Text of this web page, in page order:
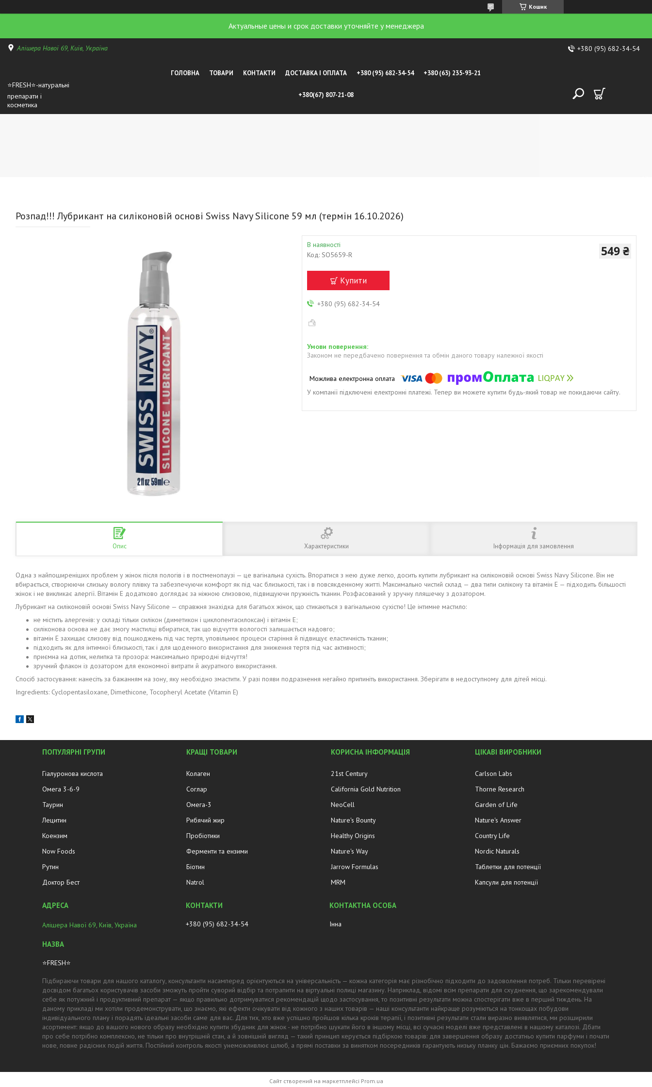
Кошик
Актуальные цены и срок доставки уточняйте у менеджера
Алішера Навої 69, Київ, Україна +380 (95) 682-34-54
⭐FRESH⭐-натуральні
препарати і
косметика
ГОЛОВНА ТОВАРИ КОНТАКТИ ДОСТАВКА І ОПЛАТА +380 (95) 682-34-54 +380 (63) 235-93-21
+380(67) 807-21-08
Розпад!!! Лубрикант на силіконовій основі Swiss Navy Silicone 59 мл (термін 16.10.2026)
В наявності
Код: SO5659-R 549 ₴
Купити
+380 (95) 682-34-54
Законом не передбачено повернення та обмін даного товару належної якості
У компанії підключені електронні платежі. Тепер ви можете купити будь-який товар не покидаючи сайту.
Опис Характеристики Інформація для замовлення
Одна з найпоширеніших проблем у жінок після пологів і в постменопаузі — це вагінальна сухість. Впоратися з нею дуже легко, досить купити лубрикант на силіконовій основі Swiss Navy Silicone. Він не
вбирається, створюючи слизьку вологу плівку та забезпечуючи комфорт як під час близькості, так і в повсякденному житті. Максимально чистий склад — два типи силікону та вітамін Е — підходить більшості
жінок і не викликає алергії. Вітамін Е додатково доглядає за ніжною слизовою, підвищуючи пружність тканин. Розфасований у зручну пляшечку з дозатором.
Лубрикант на силіконовій основі Swiss Navy Silicone — справжня знахідка для багатьох жінок, що стикаються з вагінальною сухістю! Це інтимне мастило:
не містить алергенів: у складі тільки силікон (диметикон і циклопентасилоксан) і вітамін Е;
силіконова основа не дає змогу мастилці вбиратися, так що відчуття вологості залишається надовго;
вітамін Е захищає слизову від пошкоджень під час тертя, уповільнює процеси старіння й підвищує еластичність тканин;
підходить як для інтимної близькості, так і для щоденного використання для зниження тертя під час активності;
приємна на дотик, нелипка та прозора: максимально природні відчуття!
зручний флакон із дозатором для економної витрати й акуратного використання.
Спосіб застосування: нанесіть за бажанням на зону, яку необхідно змастити. У разі появи подразнення негайно припиніть використання. Зберігати в недоступному для дітей місці.
Ingredients: Cyclopentasiloxane, Dimethicone, Tocopheryl Acetate (Vitamin E)
ПОПУЛЯРНІ ГРУПИ
Гіалуронова кислота
Омега 3-6-9
Таурин
Лецитин
Коензим
Now Foods
Рутин
Доктор Бест
КРАЩІ ТОВАРИ
Колаген
Соглар
Омега-3
Рибячий жир
Пробіотики
Ферменти та ензими
Біотин
Natrol
КОРИСНА ІНФОРМАЦІЯ
21st Century
California Gold Nutrition
NeoCell
Nature's Bounty
Healthy Origins
Nature's Way
Jarrow Formulas
MRM
ЦІКАВІ ВИРОБНИКИ
Carlson Labs
Thorne Research
Garden of Life
Nature's Answer
Country Life
Nordic Naturals
Таблетки для потенції
Капсули для потенції
Алішера Навої 69, Київ, Україна
⭐FRESH⭐
+380 (95) 682-34-54 Інна
Підбираючи товари для нашого каталогу, консультанти насамперед орієнтуються на універсальність — кожна категорія має різнобічно підходити до задоволення потреб. Тільки перевірені
досвідом багатьох користувачів засоби зможуть пройти суворий відбір та потрапити на віртуальні полиці магазину. Наприклад, відомі всім препарати для схуднення, що зарекомендували
себе як потужний і продуктивний препарат — якщо правильно дотримуватися рекомендацій щодо застосування, то позитивні результати можна спостерігати вже в перший тиждень. На
даному прикладі ми хотіли продемонструвати, що знаємо, які ефекти очікувати від кожного з наших товарів — наші консультанти найкраще розуміються на тонкощах побудови
індивідуального плану і порадять ідеальні засоби саме для вас. Для тих, хто вже успішно пройшов кілька кроків терапії, і позитивні результати стали виразно виявлятися, ми розширили
асортимент: якщо до вашого нового образу необхідно купити збудник для жінок - не потрібно шукати його в іншому місці, всі сучасні моделі вже представлені в нашому каталозі. Дбати
про себе потрібно комплексно, не тільки про внутрішній стан, а й зовнішній вигляд — такий принцип керується підбіркою товарів: для завершення образу достатньо купити парфуми і почати
нове, повне радісних подій життя. Постійний контроль якості унеможливлює шлюб, а прямі поставки за винятком посередників гарантують низьку планку цін. Бажаємо приємних покупок!
Сайт створений на маркетплейсі Prom.ua